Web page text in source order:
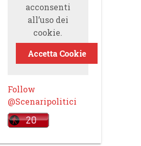
acconsenti
all’uso dei
cookie.
Accetta Cookie
Follow
@Scenaripolitici